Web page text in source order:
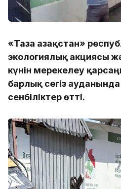
«Таза Қазақстан»
экологиялық акциясы
күнін мерекелеу
барлық сегіз
сенбіліктер өтті.